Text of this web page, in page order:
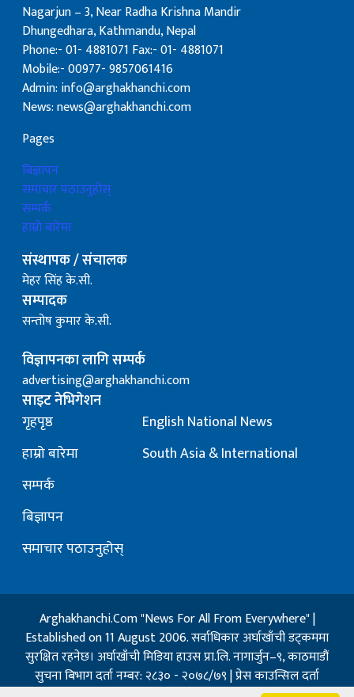
Nagarjun – 3, Near Radha Krishna Mandir
Dhungedhara, Kathmandu, Nepal
Phone:- 01- 4881071 Fax:- 01- 4881071
Mobile:- 00977- 9857061416
Admin: info@arghakhanchi.com
News: news@arghakhanchi.com
Pages
बिज्ञापन
समाचार पठाउनुहोस्
सम्पर्क
हाम्रो बारेमा
संस्थापक / संचालक
मेहर सिंह के.सी.
सम्पादक
सन्तोष कुमार के.सी.
विज्ञापनका लागि सम्पर्क
advertising@arghakhanchi.com
साइट नेभिगेशन
गृहपृष्ठ
हाम्रो बारेमा
सम्पर्क
बिज्ञापन
समाचार पठाउनुहोस्
English National News
South Asia & International
Arghakhanchi.Com "News For All From Everywhere" |
Established on 11 August 2006. सर्वाधिकार अर्घाखाँची डट्कममा
सुरक्षित रहनेछ। अर्घाखाँची मिडिया हाउस प्रा.लि. नागार्जुन–९, काठमाडौं
सुचना बिभाग दर्ता नम्बर: २८३० - २०७८/७९ | प्रेस काउन्सिल दर्ता